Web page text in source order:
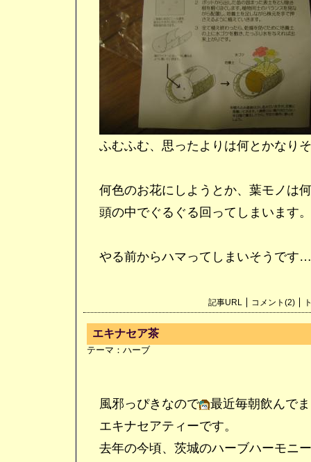
ふむふむ、思ったよりは何とかなり
何色のお花にしようとか、葉モノは
頭の中でぐるぐる回ってしまいます。
やる前からハマってしまいそうです
記事URL コメント(2)
エキナセア茶
テーマ： ハーブ
風邪っぴきなので
最近毎朝飲んで
エキナセアティーです。
去年の今頃、茨城のハーブハーモニ